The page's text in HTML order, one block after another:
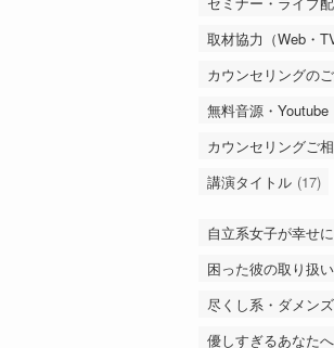
取材協力（Web・
カウンセリングの
無料音源・Youtube
カウンセリングご
講演タイトル (17)
自立系女子が幸せ
困った彼の取り扱
尽くし系・ダメン
優しすぎるあなたへ